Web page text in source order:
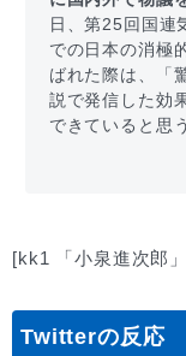
日、第25回国連
での日本の消極
ばれた際は、「
説で発信した効
できていると思
[kk1 「小泉進次郎
Twitterの反応